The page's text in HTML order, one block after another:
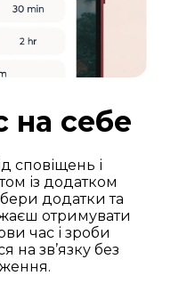
на себе
сповіщень і
із додатком
додатки та
отримувати
час і зроби
на зв’язку без